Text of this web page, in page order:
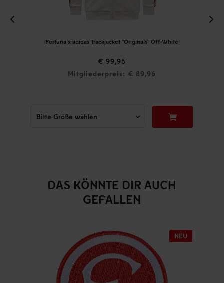
Fortuna x adidas Trackjacket "Originals" Off-White
€ 99,95
Mitgliederpreis: € 89,96
DAS KÖNNTE DIR AUCH
GEFALLEN